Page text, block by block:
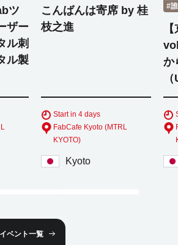
ツ
ザー
ル刺
ル製
こんばんは寄席 by 桂
枝之進
Start in 4 days
FabCafe Kyoto (MTRL
KYOTO)
Kyoto
#
か
ベント一覧